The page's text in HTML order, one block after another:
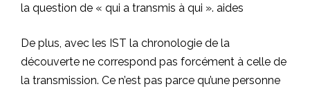
la question de « qui a transmis à qui ». aides
De plus, avec les IST la chronologie de la
découverte ne correspond pas forcément à celle de
la transmission. Ce n’est pas parce qu’une personne